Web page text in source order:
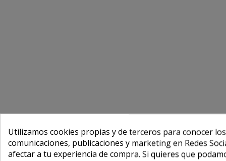
Utilizamos cookies propias y de terceros para conocer
comunicaciones, publicaciones y marketing en Redes
afectar a tu experiencia de compra. Si quieres que